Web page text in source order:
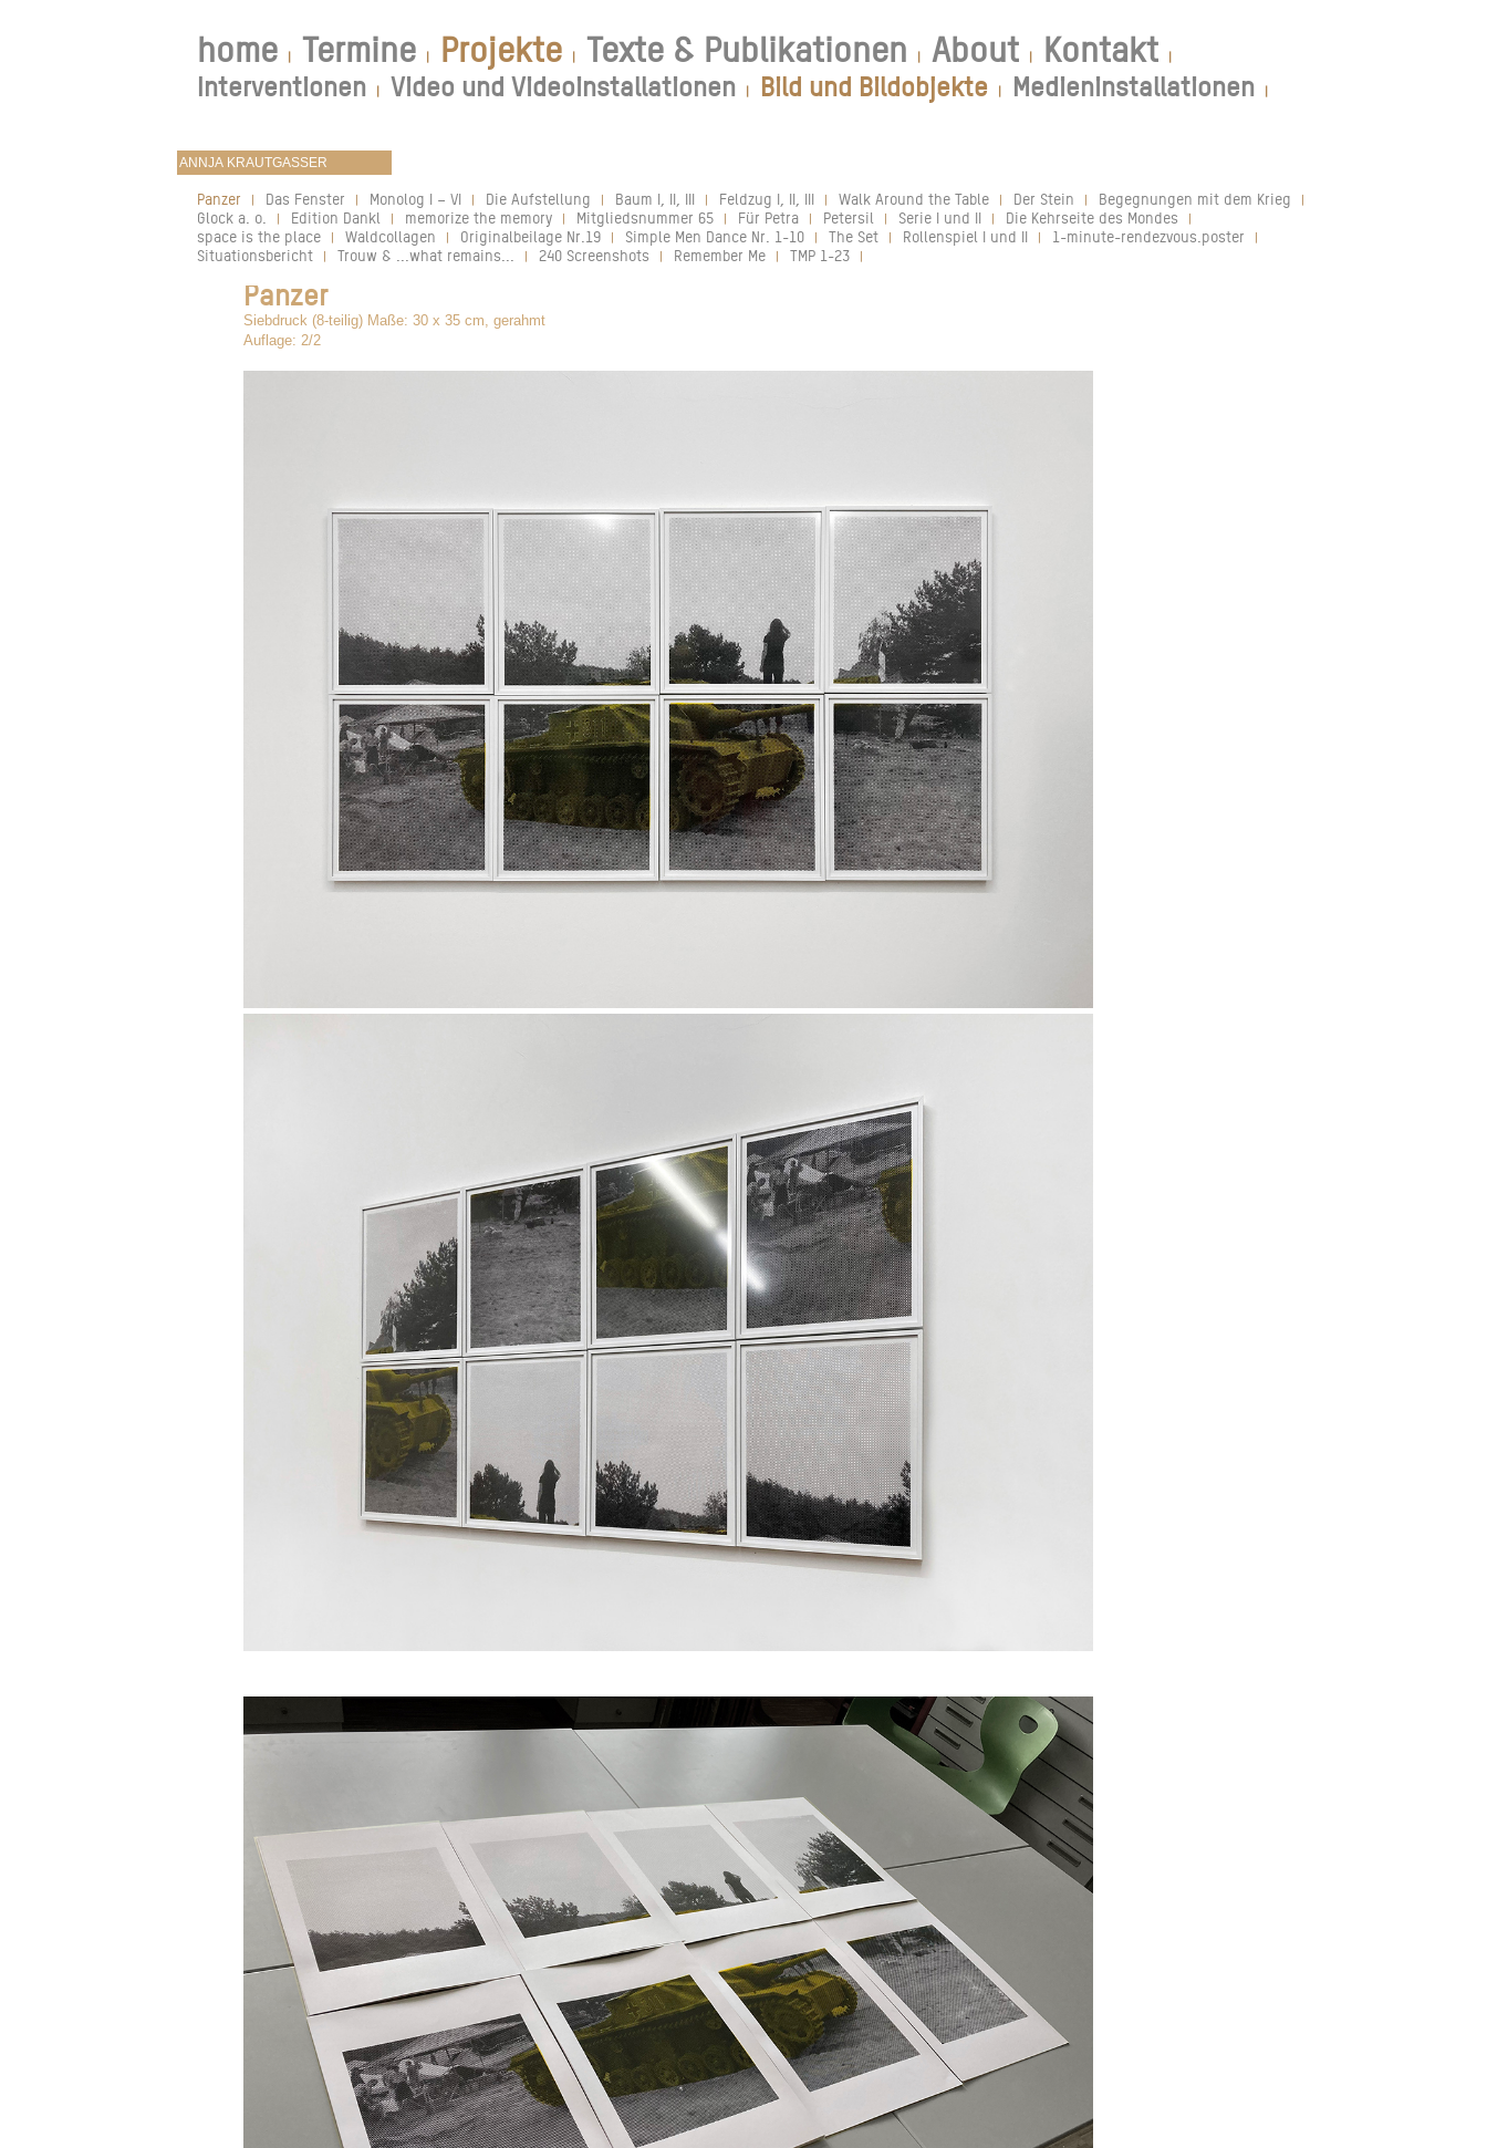
home | Termine | Projekte | Texte & Publikationen | About | Kontakt |
Interventionen | Video und Videoinstallationen | Bild und Bildobjekte | Medieninstallationen |
Panzer | Das Fenster | Monolog I – VI | Die Aufstellung | Baum I, II, III | Feldzug I, II, III | Walk Around the Table | Der Stein | Begegnungen mit dem Krieg |
Glock a. o. | Edition Dankl | memorize the memory | Mitgliedsnummer 65 | Für Petra | Petersil | Serie I und II | Die Kehrseite des Mondes |
space is the place | Waldcollagen | Originalbeilage Nr.19 | Simple Men Dance Nr. 1-10 | The Set | Rollenspiel I und II | 1-minute-rendezvous.poster |
Situationsbericht | Trouw & ...what remains... | 240 Screenshots | Remember Me | TMP 1-23 |
Panzer
Siebdruck (8-teilig) Maße: 30 x 35 cm, gerahmt
Auflage: 2/2